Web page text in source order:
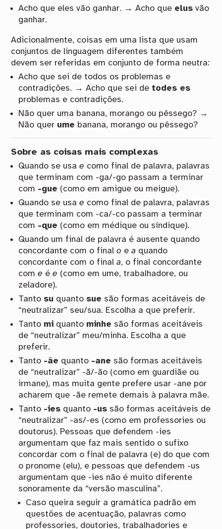
Acho que eles vão ganhar. → Acho que elus vão
ganhar.
Adicionalmente, coisas em uma lista que usam
conjuntos de linguagem diferentes também
devem ser referidas em conjunto de forma neutra:
Acho que sei de todos os problemas e
contradições. → Acho que sei de todes es
problemas e contradições.
Não quer uma banana, morango ou pêssego? →
Não quer ume banana, morango ou pêssego?
Sobre as coisas mais complexas
Quando se usae como final de palavra, palavras
que terminam com -ga/-go passam a terminar
com -gue (como em amigue ou meigue).
Quando se usae como final de palavra, palavras
que terminam com -ca/-co passam a terminar
com -que (como em médique ou síndique).
Quando um final de palavra é ausente quando
concordante com o finalo ea quando
concordante com o finala, o final concordante
come ée (como em ume, trabalhadore, ou
zeladore).
Tanto su quanto sue são formas aceitáveis de
“neutralizar” seu/sua. Escolha a que preferir.
Tanto mi quanto minhe são formas aceitáveis
de “neutralizar” meu/minha. Escolha a que
preferir.
Tanto -ãe quanto -ane são formas aceitáveis
de “neutralizar” -ã/-ão (como em guardiãe ou
irmane), mas muita gente prefere usar -ane por
acharem que -ãe remete demais à palavra mãe.
Tanto -ies quanto -us são formas aceitáveis de
“neutralizar” -as/-es (como em professories ou
doutorus). Pessoas que defendem -ies
argumentam que faz mais sentido o sufixo
concordar com o final de palavra (e) do que com
o pronome (elu), e pessoas que defendem -us
argumentam que -ies não é muito diferente
sonoramente da “versão masculina”.
Caso queira seguir a gramática padrão em
questões de acentuação, palavras como
professories, doutories, trabalhadories e